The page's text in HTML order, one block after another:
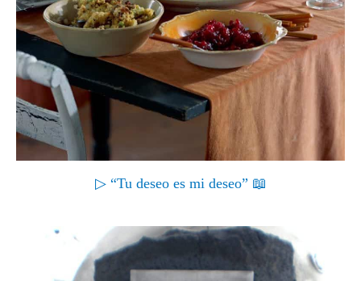
▷ “Tu deseo es mi deseo” 📖